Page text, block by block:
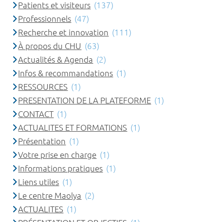
Patients et visiteurs (137)
Professionnels (47)
Recherche et innovation (111)
À propos du CHU (63)
Actualités & Agenda (2)
Infos & recommandations (1)
RESSOURCES (1)
PRESENTATION DE LA PLATEFORME (1)
CONTACT (1)
ACTUALITES ET FORMATIONS (1)
Présentation (1)
Votre prise en charge (1)
Informations pratiques (1)
Liens utiles (1)
Le centre Maolya (2)
ACTUALITES (1)